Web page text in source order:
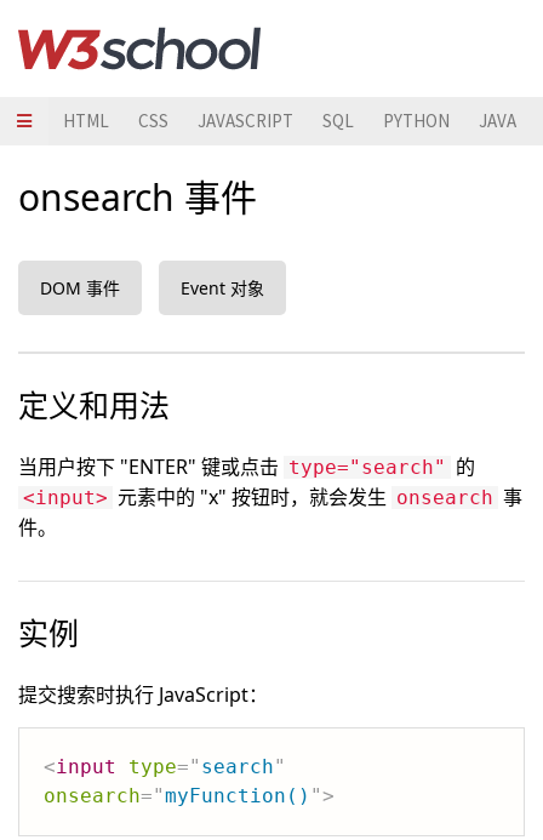
HTML CSS JAVASCRIPT SQL PYTHON JAVA
onsearch 事件
DOM 事件 Event 对象
定义和用法
当用户按下 "ENTER" 键或点击 type="search" 的
<input> 元素中的 "x" 按钮时，就会发生 onsearch 事
件。
实例
提交搜索时执行 JavaScript：
<input type=" search"
onsearch="myFunction() ">